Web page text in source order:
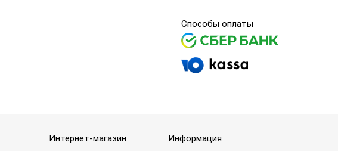
Способы оплаты
Интернет-магазин Информация